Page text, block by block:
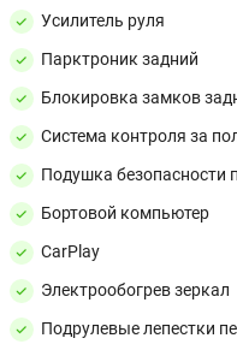
Усилитель руля
Парктроник задний
Блокировка замков
Система контроля за
Подушка безопасности
Бортовой компьютер
CarPlay
Электрообогрев зеркал
Подрулевые лепестки